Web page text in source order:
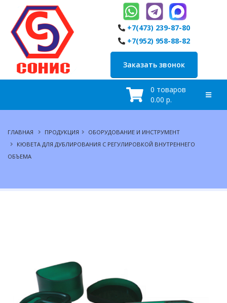
+7(473) 239-87-80
+7(952) 958-88-82
Заказать звонок
0 товаров
0.00 р.
ГЛАВНАЯ ПРОДУКЦИЯ
ОБОРУДОВАНИЕ И ИНСТРУМЕНТ
КЮВЕТА ДЛЯ ДУБЛИРОВАНИЯ С РЕГУЛИРОВКОЙ ВНУТРЕННЕГО
ОБЪЕМА